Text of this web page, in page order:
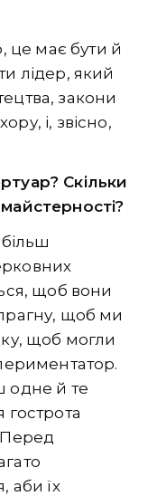
це має бути й
лідер, який
закони
і, звісно,
Скільки
щоб вони
щоб ми
щоб могли
одне й те
гострота
Перед
аби їх